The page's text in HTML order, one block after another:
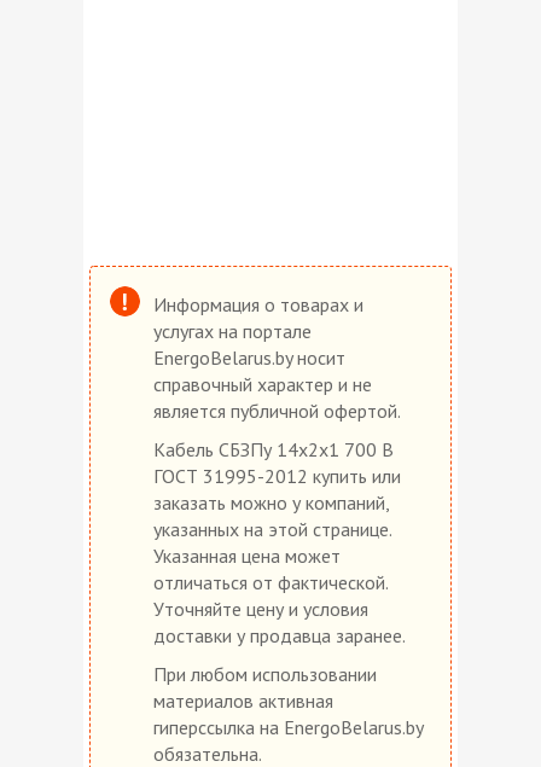
Информация о товарах и
услугах на портале
EnergoBelarus.by носит
справочный характер и не
является публичной офертой.
Кабель СБЗПу 14х2х1 700 В
ГОСТ 31995-2012 купить или
заказать можно у компаний,
указанных на этой странице.
Указанная цена может
отличаться от фактической.
Уточняйте цену и условия
доставки у продавца заранее.
При любом использовании
материалов активная
гиперссылка на EnergoBelarus.by
обязательна.